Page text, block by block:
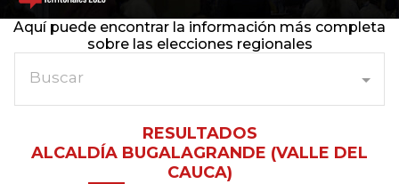
Aquí puede encontrar la información más completa
sobre las elecciones regionales
Buscar
RESULTADOS
ALCALDÍA BUGALAGRANDE (VALLE DEL
CAUCA)